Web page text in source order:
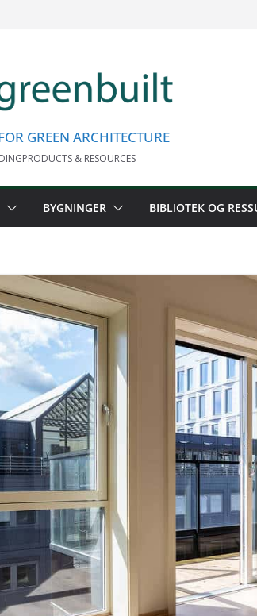
GREEN ARCHITECTURE
& RESOURCES
BYGNINGER BIBLIOTEK OG